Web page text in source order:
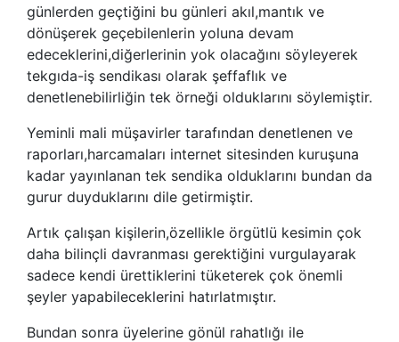
günlerden geçtiğini bu günleri akıl,mantık ve
dönüşerek geçebilenlerin yoluna devam
edeceklerini,diğerlerinin yok olacağını söyleyerek
tekgıda-iş sendikası olarak şeffaflık ve
denetlenebilirliğin tek örneği olduklarını söylemiştir.
Yeminli mali müşavirler tarafından denetlenen ve
raporları,harcamaları internet sitesinden kuruşuna
kadar yayınlanan tek sendika olduklarını bundan da
gurur duyduklarını dile getirmiştir.
Artık çalışan kişilerin,özellikle örgütlü kesimin çok
daha bilinçli davranması gerektiğini vurgulayarak
sadece kendi ürettiklerini tüketerek çok önemli
şeyler yapabileceklerini hatırlatmıştır.
Bundan sonra üyelerine gönül rahatlığı ile